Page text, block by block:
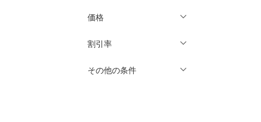
帽子
ヘアアクセサリー
マタニティウェア・ベビ
ー用品
クリア
価格
絞り込み
割引率
％OFF～ ％OFF
その他の条件